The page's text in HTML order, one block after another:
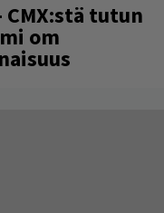
CMX:stä tutun
om